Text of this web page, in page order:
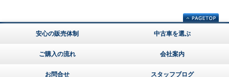
安心の販売体制 中古車を選ぶ
ご購入の流れ 会社案内
お問合せ スタッフブログ